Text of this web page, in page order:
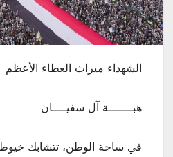
الشهداء ميراث العطاء الأعظم
هبـــــــة آل سفيــــان
في ساحة الوطن، تتشابك خيوط